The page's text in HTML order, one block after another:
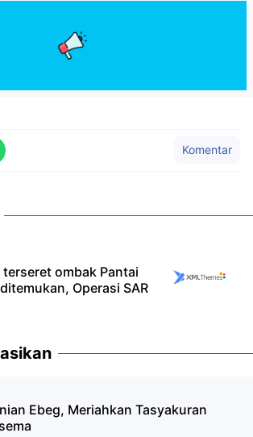
Komentar
ombak Pantai
Operasi SAR
Ebeg, Meriahkan Tasyakuran